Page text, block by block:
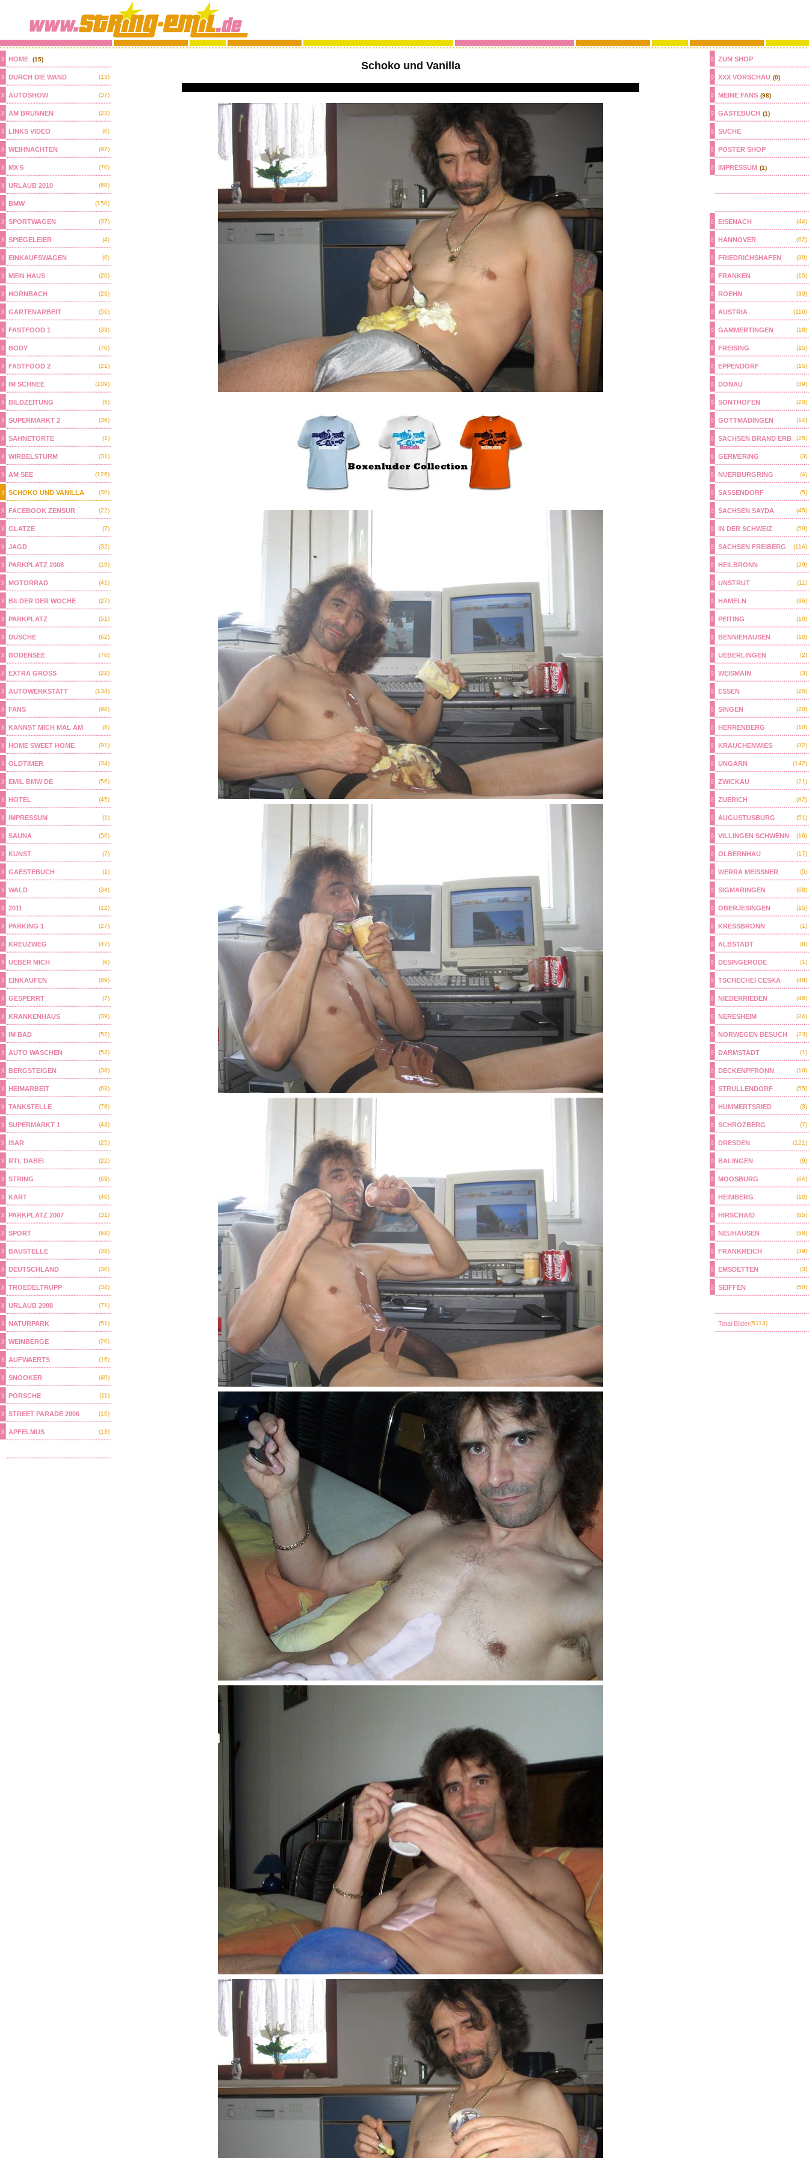
Schoko und Vanilla
HOME (15)
DURCH DIE WAND (13)
AUTOSHOW (37)
AM BRUNNEN (23)
LINKS VIDEO (0)
WEIHNACHTEN (97)
MX 5 (70)
URLAUB 2010 (68)
BMW (150)
SPORTWAGEN (37)
SPIEGELEIER (4)
EINKAUFSWAGEN (6)
MEIN HAUS (20)
HORNBACH (29)
GARTENARBEIT (56)
FASTFOOD 1 (33)
BODY (70)
FASTFOOD 2 (21)
IM SCHNEE (109)
BILDZEITUNG (5)
SUPERMARKT 2 (36)
SAHNETORTE (1)
WIRBELSTURM (31)
AM SEE (126)
SCHOKO UND VANILLA (30)
FACEBOOK ZENSUR (22)
GLATZE (7)
JAGD (32)
PARKPLATZ 2008 (19)
MOTORRAD (41)
BILDER DER WOCHE (27)
PARKPLATZ (51)
DUSCHE (62)
BODENSEE (76)
EXTRA GROSS (22)
AUTOWERKSTATT (134)
FANS (98)
KANNST MICH MAL AM (8)
HOME SWEET HOME (91)
OLDTIMER (34)
EMIL BMW DE (56)
HOTEL (45)
IMPRESSUM (1)
SAUNA (56)
KUNST (7)
GAESTEBUCH (1)
WALD (34)
2011 (12)
PARKING 1 (27)
KREUZWEG (47)
UEBER MICH (6)
EINKAUFEN (89)
GESPERRT (7)
KRANKENHAUS (39)
IM BAD (52)
AUTO WASCHEN (53)
BERGSTEIGEN (38)
HEIMARBEIT (63)
TANKSTELLE (78)
SUPERMARKT 1 (43)
ISAR (25)
RTL DABEI (22)
STRING (69)
KART (40)
PARKPLATZ 2007 (31)
SPORT (68)
BAUSTELLE (38)
DEUTSCHLAND (30)
TROEDELTRUPP (34)
URLAUB 2008 (71)
NATURPARK (51)
WEINBERGE (20)
AUFWAERTS (16)
SNOOKER (40)
PORSCHE (11)
STREET PARADE 2006 (10)
APFELMUS (13)
ZUM SHOP
XXX VORSCHAU (0)
MEINE FANS (98)
GÄSTEBUCH (1)
SUCHE
POSTER SHOP
IMPRESSUM (1)
EISENACH (44)
HANNOVER (62)
FRIEDRICHSHAFEN (30)
FRANKEN (15)
ROEHN (30)
AUSTRIA (116)
GAMMERTINGEN (18)
FREISING (15)
EPPENDORF (15)
DONAU (39)
SONTHOFEN (20)
GOTTMADINGEN (14)
SACHSEN BRAND ERB (25)
GERMERING (3)
NUERBURGRING (4)
SASSENDORF (5)
SACHSEN SAYDA (45)
IN DER SCHWEIZ (59)
SACHSEN FREIBERG (114)
HEILBRONN (29)
UNSTRUT (11)
HAMELN (36)
PEITING (10)
BENNIEHAUSEN (10)
UEBERLINGEN (2)
WEISMAIN (3)
ESSEN (25)
SINGEN (20)
HERRENBERG (10)
KRAUCHENWIES (32)
UNGARN (142)
ZWICKAU (21)
ZUERICH (82)
AUGUSTUSBURG (51)
VILLINGEN SCHWENN (16)
OLBERNHAU (17)
WERRA MEISSNER (5)
SIGMARINGEN (68)
OBERJESINGEN (15)
KRESSBRONN (1)
ALBSTADT (8)
DESINGERODE (1)
TSCHECHEI CESKA (48)
NIEDERRIEDEN (46)
NERESHEIM (24)
NORWEGEN BESUCH (23)
DARMSTADT (1)
DECKENPFRONN (10)
STRULLENDORF (55)
HUMMERTSRIED (3)
SCHROZBERG (7)
DRESDEN (121)
BALINGEN (9)
MOOSBURG (64)
HEIMBERG (10)
HIRSCHAID (85)
NEUHAUSEN (58)
FRANKREICH (39)
EMSDETTEN (3)
SEIFFEN (50)
Total Bilder(5113)